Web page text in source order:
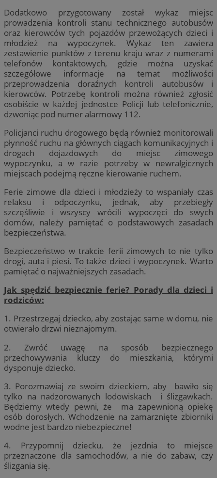
Dodatkowo przygotowany został wykaz miejsc
prowadzenia kontroli stanu technicznego autobusów
oraz kierowców tych pojazdów przewożących dzieci i
młodzież na wypoczynek. Wykaz ten zawiera
zestawienie punktów z terenu kraju wraz z numerami
telefonów kontaktowych, gdzie można uzyskać
szczegółowe informacje na temat możliwości
przeprowadzenia doraźnych kontroli autobusów i
kierowców. Potrzebę kontroli można również zgłosić
osobiście w każdej jednostce Policji lub telefonicznie,
dzwoniąc pod numer alarmowy 112.
Policjanci ruchu drogowego będą również monitorowali
płynność ruchu na głównych ciągach komunikacyjnych i
drogach dojazdowych do miejsc zimowego
wypoczynku, a w razie potrzeby w newralgicznych
miejscach podejmą ręczne kierowanie ruchem.
Ferie zimowe dla dzieci i młodzieży to wspaniały czas
relaksu i odpoczynku, jednak, aby przebiegły
szczęśliwie i wszyscy wrócili wypoczęci do swych
domów, należy pamiętać o podstawowych zasadach
bezpieczeństwa.
Bezpieczeństwo w trakcie ferii zimowych to nie tylko
drogi, auta i piesi. To także dzieci i wypoczynek. Warto
pamiętać o najważniejszych zasadach.
Jak spędzić bezpiecznie ferie? Porady dla dzieci i
rodziców:
1. Przestrzegaj dziecko, aby zostając same w domu, nie
otwierało drzwi nieznajomym.
2. Zwróć uwagę na sposób bezpiecznego
przechowywania kluczy do mieszkania, którymi
dysponuje dziecko.
3. Porozmawiaj ze swoim dzieckiem, aby bawiło się
tylko na nadzorowanych lodowiskach i ślizgawkach.
Będziemy wtedy pewni, że ma zapewnioną opiekę
osób dorosłych. Wchodzenie na zamarznięte zbiorniki
wodne jest bardzo niebezpieczne!
4. Przypomnij dziecku, że jezdnia to miejsce
przeznaczone dla samochodów, a nie do zabaw, czy
ślizgania się.